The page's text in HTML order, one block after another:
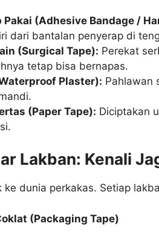
Pakai (Adhesive Bandage /
dari bantalan penyerap di
(Surgical Tape): Perekat
tetap bisa bernapas.
Plaster): Pahlawan
(Paper Tape): Diciptakan
Lakban: Kenali
ke dunia perkakas. Setiap
(Packaging Tape)